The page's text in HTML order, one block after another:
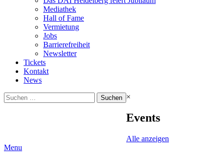
Mediathek
Hall of Fame
Vermietung
Jobs
Barrierefreiheit
Newsletter
Tickets
Kontakt
News
Suchen
nach:
×
Events
Alle anzeigen
Menu